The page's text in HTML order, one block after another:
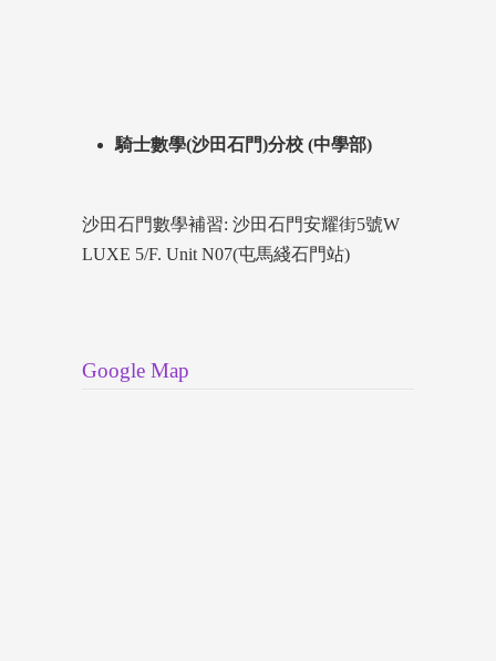
騎士數學(沙田石門)分校 (中學部)
沙田石門數學補習: 沙田石門安耀街5號W
LUXE 5/F. Unit N07(屯馬綫石門站)
Google Map